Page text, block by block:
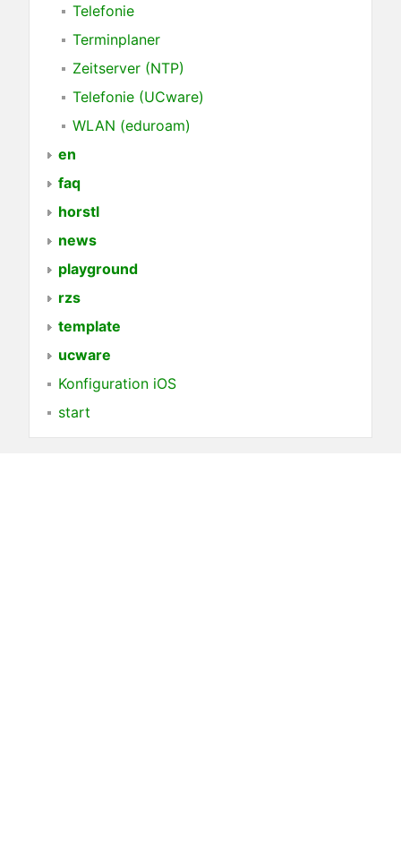
Telefonie
Terminplaner
Zeitserver (NTP)
Telefonie (UCware)
WLAN (eduroam)
en
faq
horstl
news
playground
rzs
template
ucware
Konfiguration iOS
start